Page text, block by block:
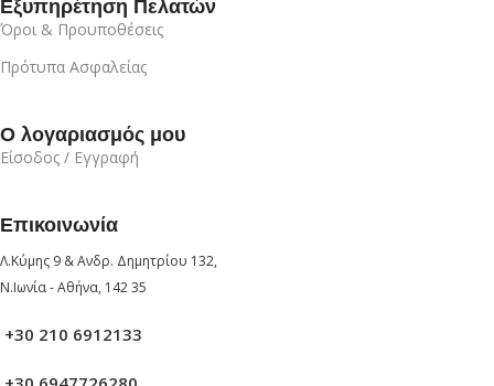
Εξυπηρέτηση Πελατών
Όροι & Προυποθέσεις
Πρότυπα Ασφαλείας
Ο λογαριασμός μου
Είσοδος / Εγγραφή
Επικοινωνία
Λ.Κύμης 9 & Ανδρ. Δημητρίου 132,
Ν.Ιωνία - Αθήνα, 142 35
+30 210 6912133